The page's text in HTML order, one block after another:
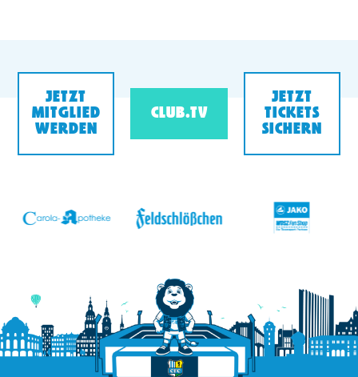
JETZT
MITGLIED
WERDEN
CLUB.TV
JETZT
TICKETS
SICHERN